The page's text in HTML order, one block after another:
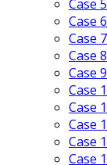
Case
Case
Case
Case
Case
Case
Case
Case
Case
Case